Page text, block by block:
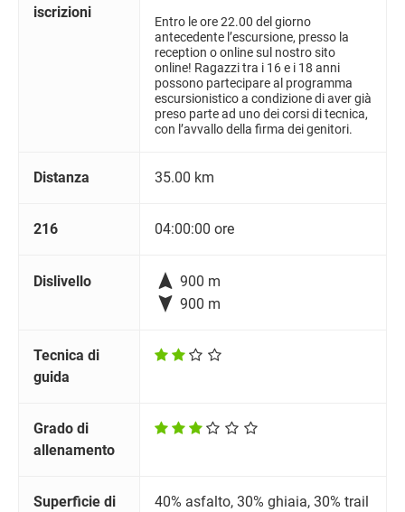
iscrizioni
Entro le ore 22.00 del giorno
antecedente l’escursione, presso la
reception o online sul nostro sito
online! Ragazzi tra i 16 e i 18 anni
possono partecipare al programma
escursionistico a condizione di aver già
preso parte ad uno dei corsi di tecnica,
con l’avvallo della firma dei genitori.
Distanza 35.00 km
216 04:00:00 ore
Dislivello  900 m
 900 m
Tecnica di
guida
Grado di
allenamento
Superficie di
40% asfalto, 30% ghiaia, 30% trail